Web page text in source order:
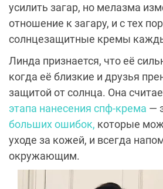
усилить загар, но мелазма
отношение к загару, и с тех
солнцезащитные кремы
Линда признается, что её
когда её близкие и друзья
защитой от солнца. Она
этапа нанесения спф-крема —
больших ошибок, которые
уходе за кожей, и всегда
окружающим.